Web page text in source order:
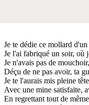
Je te dédie ce mollard
Je l'ai fabriqué un soir, où
Je n'avais pas de
Déçu de ne pas avoir, ta
Je te l'aurais mis pleine
Avec une mine satisfaite,
En regrettant tout de